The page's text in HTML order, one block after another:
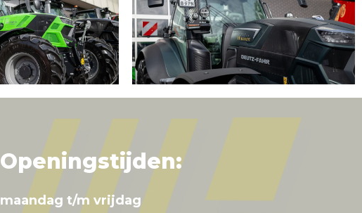
Openingstijden:
maandag t/m vrijdag